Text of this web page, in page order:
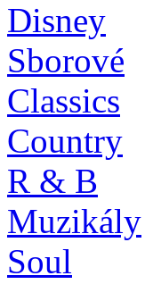
Disney
Sborové
Classics
Country
R & B
Muzikály
Soul